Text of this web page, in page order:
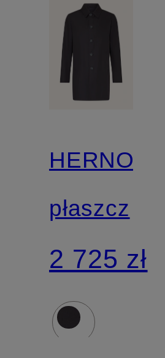
HERNO
płaszcz
2 725 zł